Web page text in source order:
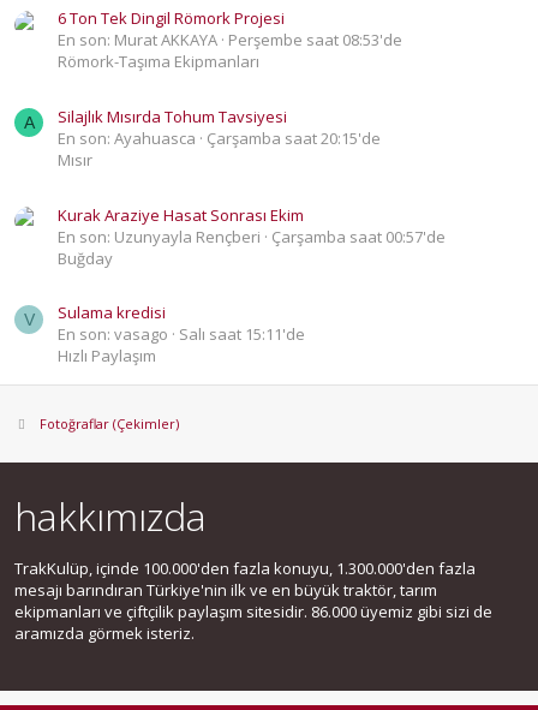
6 Ton Tek Dingil Römork Projesi
En son: Murat AKKAYA Perşembe saat 08:53'de
Römork-Taşıma Ekipmanları
A
Silajlık Mısırda Tohum Tavsiyesi
En son: Ayahuasca
Çarşamba saat 20:15'de
Mısır
Kurak Araziye Hasat Sonrası Ekim
En son: Uzunyayla Rençberi
Çarşamba saat 00:57'de
Buğday
V
Sulama kredisi
En son: vasago
Salı saat 15:11'de
Hızlı Paylaşım
Fotoğraflar (Çekimler)
hakkımızda
TrakKulüp, içinde 100.000'den fazla konuyu, 1.300.000'den fazla
mesajı barındıran Türkiye'nin ilk ve en büyük traktör, tarım
ekipmanları ve çiftçilik paylaşım sitesidir. 86.000 üyemiz gibi sizi de
aramızda görmek isteriz.